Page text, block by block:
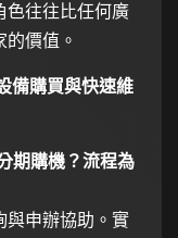
色往往比任何廣
價值。
備購買與快速維
期購機？流程為
與申辦協助。實